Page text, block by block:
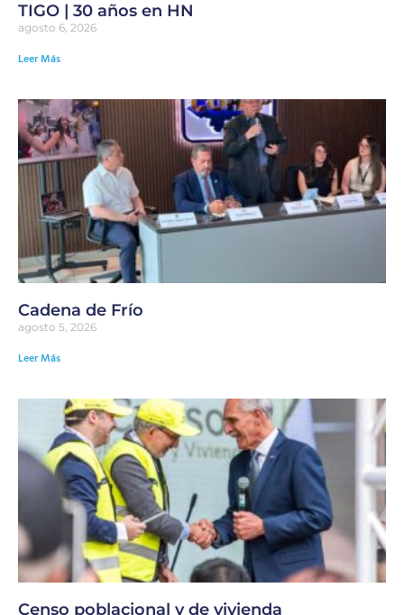
TIGO | 30 años en HN
agosto 6, 2026
Leer Más
Cadena de Frío
agosto 5, 2026
Leer Más
Censo poblacional y de vivienda